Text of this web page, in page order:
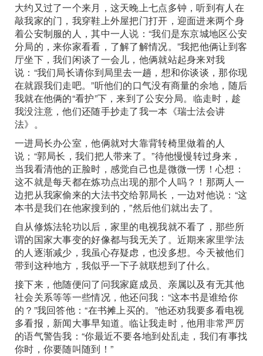
大约又过了一个来月，这天晚上七点多钟，听到有人在
敲我家的门，我穿鞋上外屋把门打开，迎面进来两个身
着公安制服的人，其中一人说：“我们是东京城地区公安
分局的，来你家看看，了解了解情况。”我把他俩让到客
厅坐下，我们闲谈了一会儿，他俩就站起身来对我
说：“我们局长请你到局里去一趟，想和你谈谈，那你现
在就跟我们走吧。”听他们的口气没有商量的余地，随后
我就在他俩的“看护”下，来到了公安分局。临走时，趁
我没注意，他们还随手抄走了我一本《瑞士法会讲
法》。
一进局长办公室，他俩就对大靠背转椅里做着的人
说；“郭局长，我们把人带来了。”待他慢慢转过身来，
当我看清他的正脸时，感觉自己也是微微一愣！心想：
这不就是每天都在炼功点出现的那个人吗？！那两人一
边把从我家偷来的大法书交给郭局长，一边对他说：“这
本书是我们在他家搜到的，”然后他们就出去了。
自从修炼法轮功以后，家里的电视我就不看了，那些所
谓的国家大事变的好像都与我无关了。近期来家里学法
的人逐渐减少，我虽心存疑虑，也没多想。今天被他们
带到这种地方，我似乎一下子就联想到了什么。
接下来，他随便问了问我家庭成员、亲属以及有无其他
社会关系等等一些情况，他还问我：“这本书是谁给你
的？”我回答他：“在书摊上买的。”他还劝我要多看电视
多看报，新闻大事早知道。临让我走时，他用非常严厉
的语气警告我：“你最近不要各地到处乱走，我们有事找
你时，你要随叫随到！”